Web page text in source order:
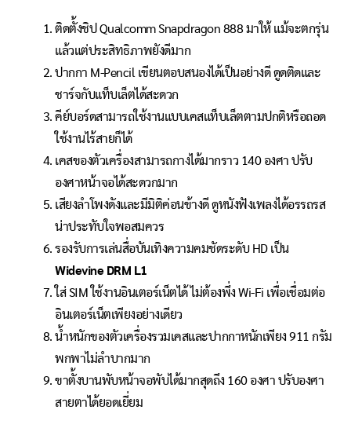
ติดตั้งชิป Qualcomm Snapdragon 888 มาให้ แม้จะตกรุ่น
แล้วแต่ประสิทธิภาพยังดีมาก
ปากกา M-Pencil เขียนตอบสนองได้เป็นอย่างดี ดูดติดและ
ชาร์จกับแท็บเล็ตได้สะดวก
คีย์บอร์ดสามารถใช้งานแบบเคสแท็บเล็ตตามปกติหรือถอด
ใช้งานไร้สายก็ได้
เคสของตัวเครื่องสามารถกางได้มากราว 140 องศา ปรับ
องศาหน้าจอได้สะดวกมาก
เสียงลำโพงดังและมีมิติค่อนข้างดี ดูหนังฟังเพลงได้อรรถรส
น่าประทับใจพอสมควร
รองรับการเล่นสื่อบันเทิงความคมชัดระดับ HD เป็น
Widevine DRM L1
ใส่ SIM ใช้งานอินเตอร์เน็ตได้ ไม่ต้องพึ่ง Wi-Fi เพื่อเชื่อมต่อ
อินเตอร์เน็ตเพียงอย่างเดียว
น้ำหนักของตัวเครื่องรวมเคสและปากกาหนักเพียง 911 กรัม
พกพาไม่ลำบากมาก
ขาตั้งบานพับหน้าจอพับได้มากสุดถึง 160 องศา ปรับองศา
สายตาได้ยอดเยี่ยม